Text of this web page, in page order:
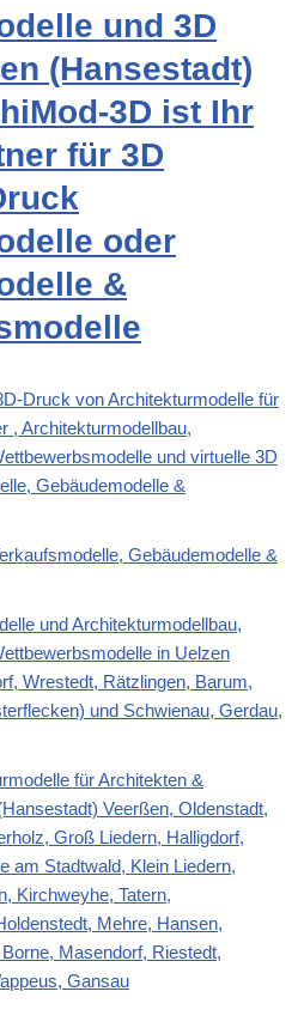
und 3D
(Hansestadt)
3D ist Ihr
für 3D
oder
&
Druck von Architekturmodelle für
, Architekturmodellbau,
und virtuelle 3D
Gebäudemodelle &
Gebäudemodelle &
und Architekturmodellbau,
in Uelzen
Wrestedt, Rätzlingen, Barum,
und Schwienau, Gerdau,
für Architekten &
Veerßen, Oldenstadt,
Groß Liedern, Halligdorf,
am Stadtwald, Klein Liedern,
Kirchweyhe, Tatern,
Mehre, Hansen,
Masendorf, Riestedt,
Gansau